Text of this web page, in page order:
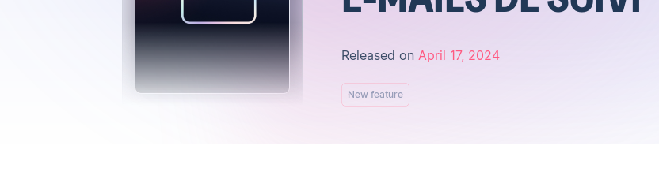
Released on April 17, 2024
New feature